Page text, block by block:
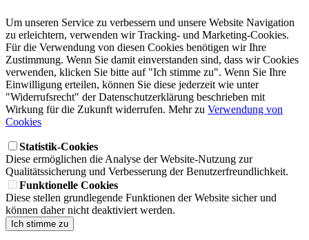
Um unseren Service zu verbessern und unsere Website Navigation
zu erleichtern, verwenden wir Tracking- und Marketing-Cookies.
Für die Verwendung von diesen Cookies benötigen wir Ihre
Zustimmung. Wenn Sie damit einverstanden sind, dass wir Cookies
verwenden, klicken Sie bitte auf "Ich stimme zu". Wenn Sie Ihre
Einwilligung erteilen, können Sie diese jederzeit wie unter
"Widerrufsrecht" der Datenschutzerklärung beschrieben mit
Wirkung für die Zukunft widerrufen. Mehr zu Verwendung von
Cookies
Statistik-Cookies
Diese ermöglichen die Analyse der Website-Nutzung zur
Qualitätssicherung und Verbesserung der Benutzerfreundlichkeit.
Funktionelle Cookies
Diese stellen grundlegende Funktionen der Website sicher und
können daher nicht deaktiviert werden.
Ich stimme zu